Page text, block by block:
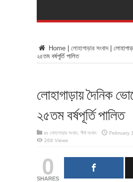
Home লোহাগাড়ার সংবাদ
২৫তম বর্ষপূর্তি পালিত
লোহাগাড়ায় দৈনিক
২৫তম বর্ষপূর্তি পালিত
in লোহাগাড়ার সংবাদ শীর্ষ সংবাদ February
268 Views
0
SHARES